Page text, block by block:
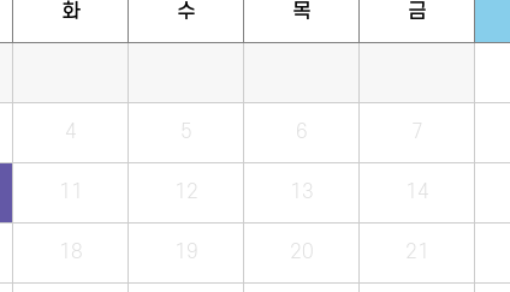
화 수 목 금
4 5 6 7
11 12 13 14
18 19 20 21